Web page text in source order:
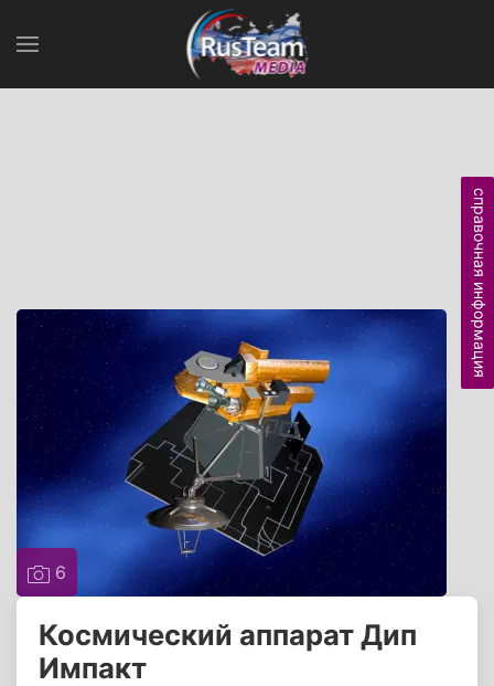
6
Космический аппарат Дип
Импакт
справочная информация